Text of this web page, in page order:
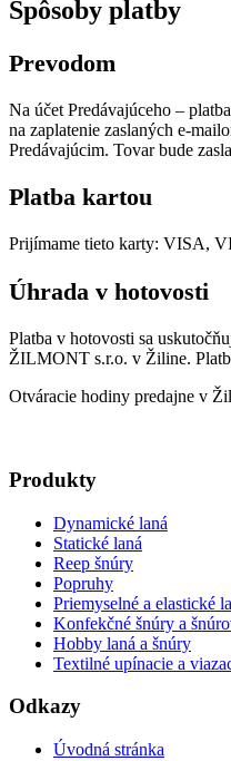
Spôsoby platby
Prevodom
Na účet Predávajúceho –
na zaplatenie zaslaných e-
Predávajúcim. Tovar bude
Platba kartou
Prijímame tieto karty: VISA,
Úhrada v hotovosti
Platba v hotovosti sa
ŽILMONT s.r.o. v Žiline.
Otváracie hodiny predajne v
Produkty
Dynamické laná
Statické laná
Reep šnúry
Popruhy
Priemyselné a elastické
Konfekčné šnúry a
Hobby laná a šnúry
Textilné upínacie a
Odkazy
Úvodná stránka